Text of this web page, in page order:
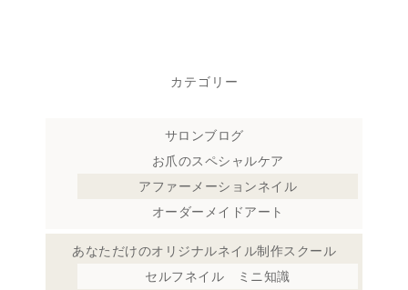
カテゴリー
サロンブログ
お爪のスペシャルケア
アファーメーションネイル
オーダーメイドアート
あなただけのオリジナルネイル制作スクール
セルフネイル ミニ知識